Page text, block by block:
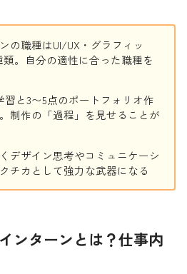
の職種はUI/UX・グラフィッ
類。自分の適性に合った職種を
習と3〜5点のポートフォリオ作
制作の「過程」を見せることが
デザイン思考やコミュニケーシ
チカとして強力な武器になる
ンターンとは？仕事内